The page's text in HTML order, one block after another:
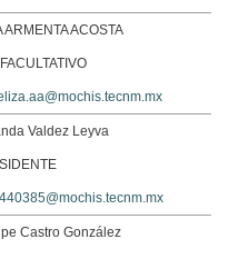
ARMENTA ACOSTA
Valdez Leyva
Castro González